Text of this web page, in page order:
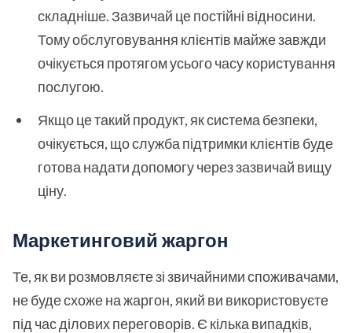
складніше. Зазвичай це постійні відносини.
Тому обслуговування клієнтів майже завжди
очікується протягом усього часу користування
послугою.
Якщо це такий продукт, як система безпеки,
очікується, що служба підтримки клієнтів буде
готова надати допомогу через зазвичай вищу
ціну.
Маркетинговий жаргон
Те, як ви розмовляєте зі звичайними споживачами,
не буде схоже на жаргон, який ви використовуєте
під час ділових переговорів. Є кілька випадків,